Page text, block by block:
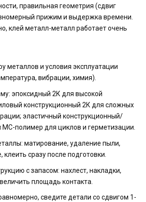
правильная геометрия (сдвиг
прижим и выдержка времени.
клей металл-металл работает очень
металлов и условия эксплуатации
вибрации, химия).
эпоксидный 2К для высокой
конструкционный 2К для сложных
эластичный конструкционный/
МС-полимер для циклов и герметизации.
матирование, удаление пыли,
сразу после подготовки.
с запасом: нахлест, накладки,
площадь контакта.
сведите детали со сдвигом 1-